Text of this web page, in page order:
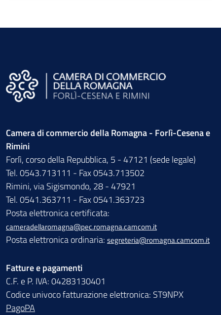
Camera di commercio della Romagna - Forlì-Cesena e
Rimini
Forlì, corso della Repubblica, 5 - 47121 (sede legale)
Tel. 0543.713111 - Fax 0543.713502
Rimini, via Sigismondo, 28 - 47921
Tel. 0541.363711 - Fax 0541.363723
Posta elettronica certificata:
cameradellaromagna@pec.romagna.camcom.it
Posta elettronica ordinaria: segreteria@romagna.camcom.it
Fatture e pagamenti
C.F. e P. IVA: 04283130401
Codice univoco fatturazione elettronica: ST9NPX
PagoPA